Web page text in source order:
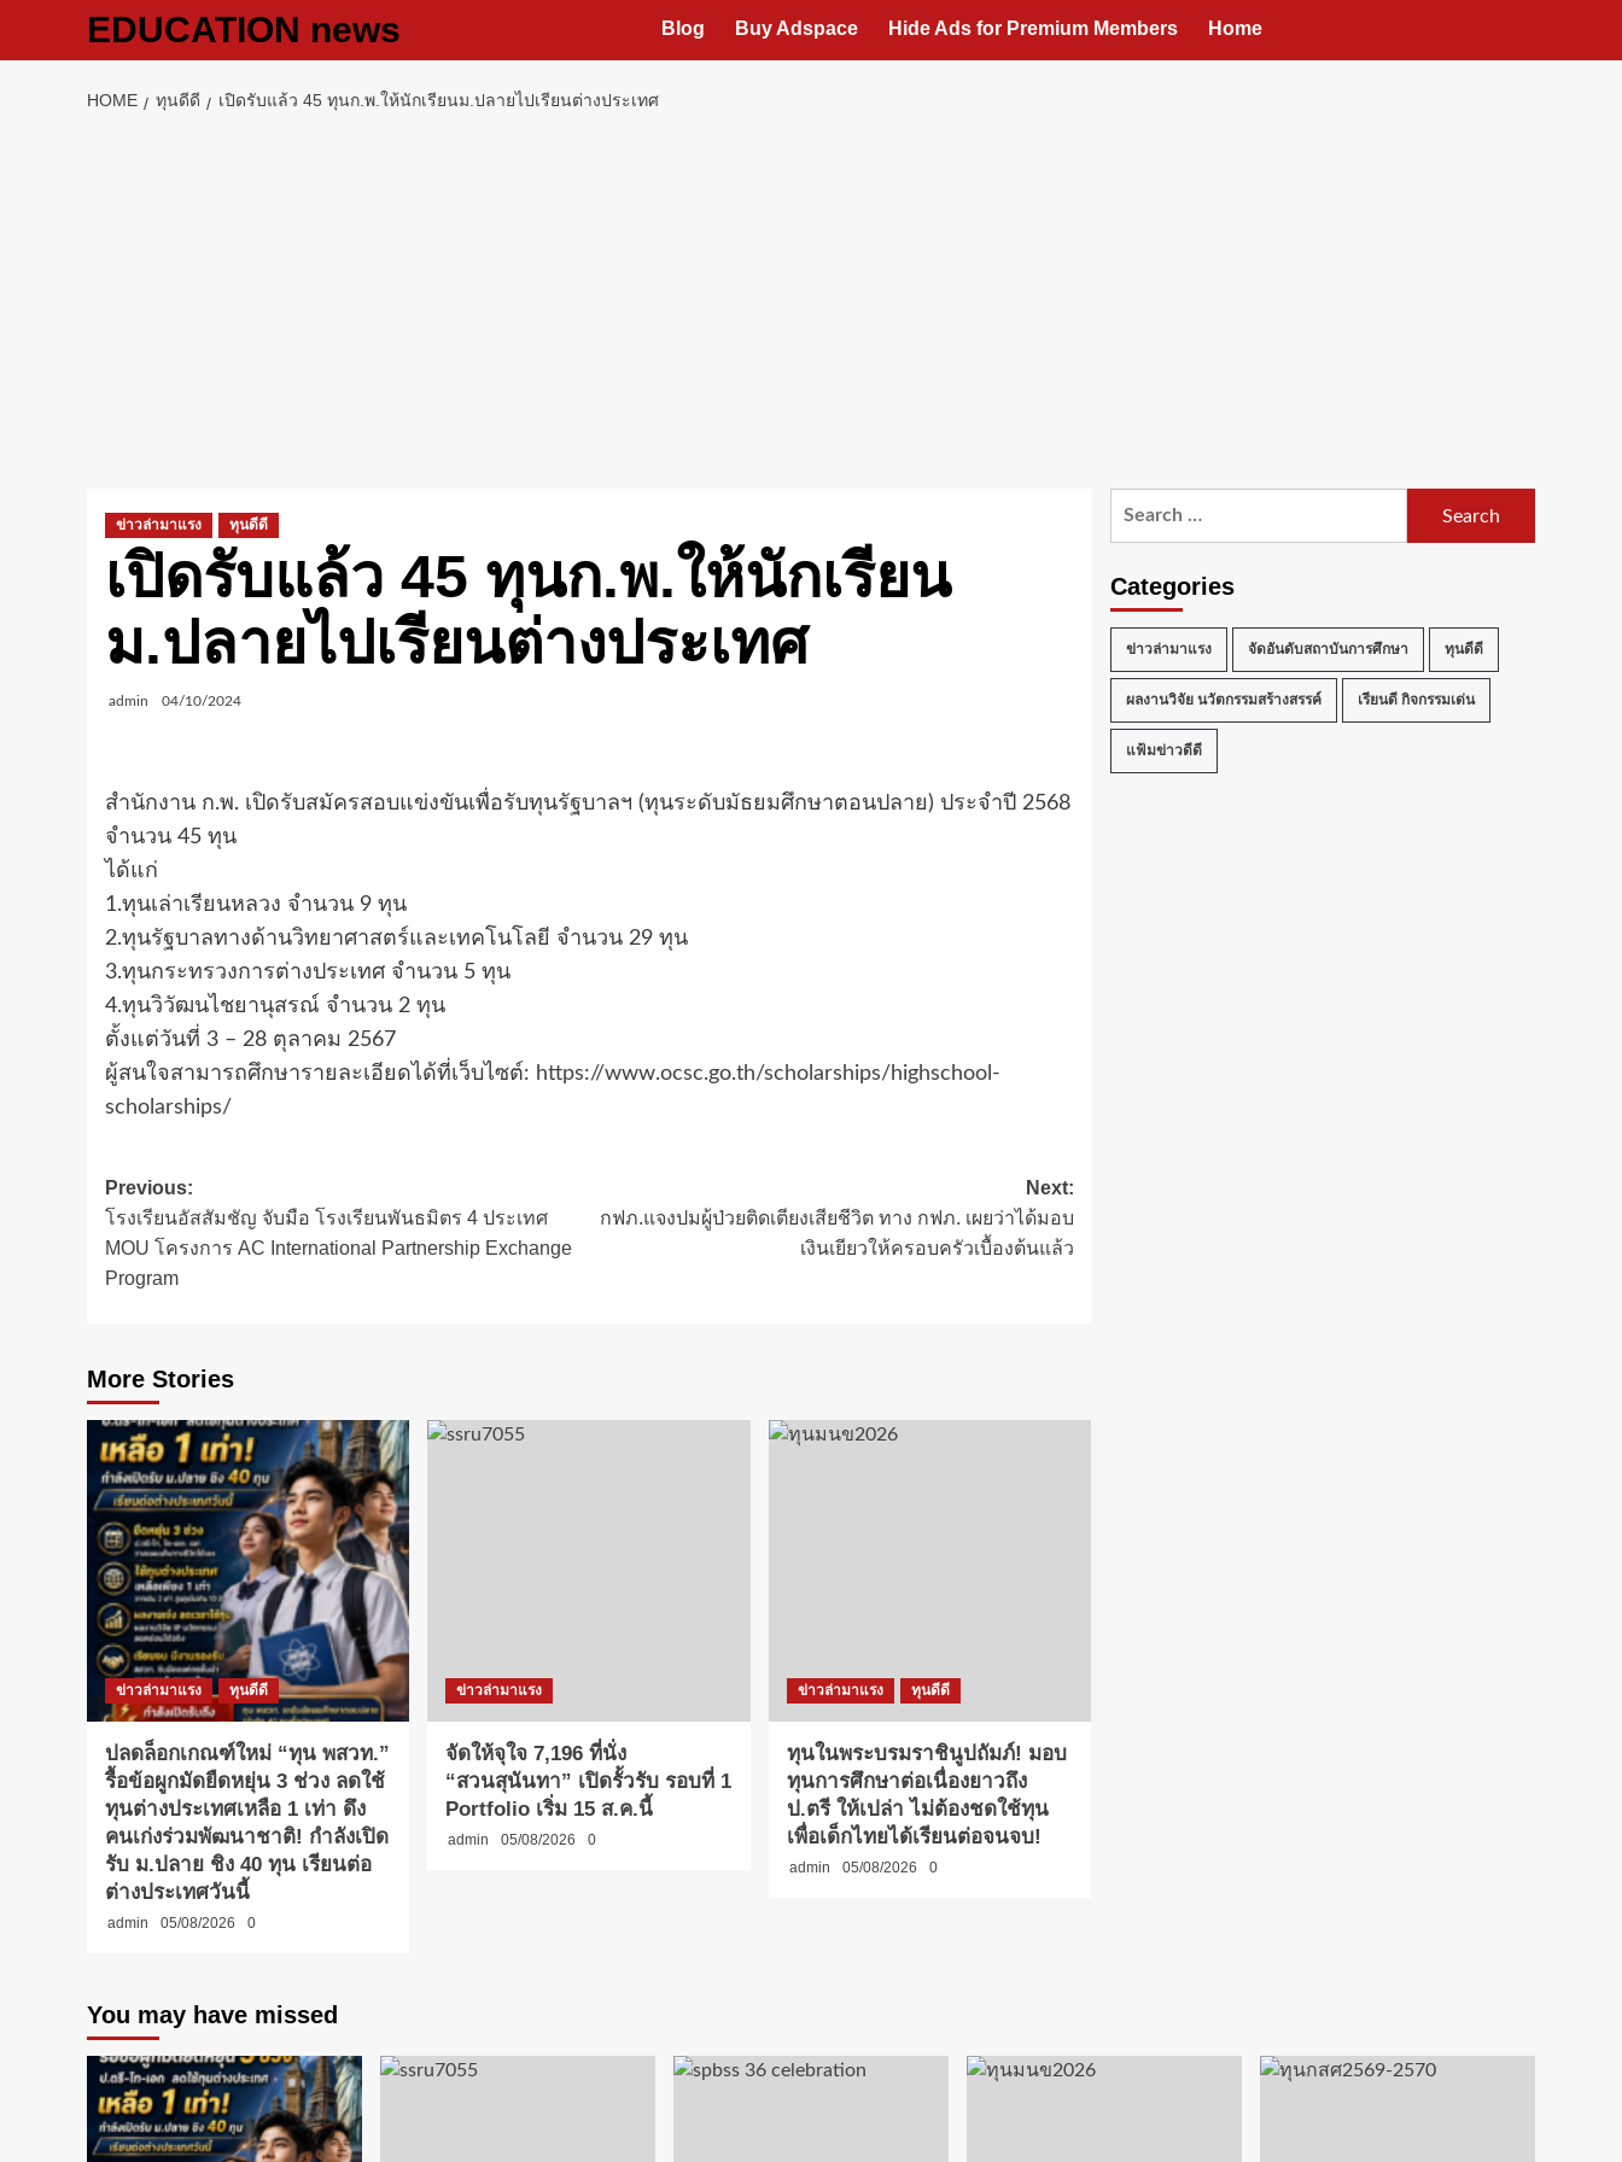
EDUCATION news Blog Buy Adspace Hide Ads for Premium Members Home
HOME ทุนดีดี เปิดรับแล้ว 45 ทุนก.พ.ให้นักเรียนม.ปลายไปเรียนต่างประเทศ
ข่าวล่ามาแรง ทุนดีดี
เปิดรับแล้ว 45 ทุนก.พ.ให้นักเรียน
ม.ปลายไปเรียนต่างประเทศ
admin 04/10/2024
สำนักงาน ก.พ. เปิดรับสมัครสอบแข่งขันเพื่อรับทุนรัฐบาลฯ (ทุนระดับมัธยมศึกษาตอนปลาย) ประจำปี 2568
จำนวน 45 ทุน
ได้แก่
1.ทุนเล่าเรียนหลวง จำนวน 9 ทุน
2.ทุนรัฐบาลทางด้านวิทยาศาสตร์และเทคโนโลยี จำนวน 29 ทุน
3.ทุนกระทรวงการต่างประเทศ จำนวน 5 ทุน
4.ทุนวิวัฒนไชยานุสรณ์ จำนวน 2 ทุน
ตั้งแต่วันที่ 3 – 28 ตุลาคม 2567
ผู้สนใจสามารถศึกษารายละเอียดได้ที่เว็บไซต์: https://www.ocsc.go.th/scholarships/highschool-
scholarships/
Post
navigation
Previous:
โรงเรียนอัสสัมชัญ จับมือ โรงเรียนพันธมิตร 4 ประเทศ
MOU โครงการ AC International Partnership Exchange
Program
Next:
กฟภ.แจงปมผู้ป่วยติดเตียงเสียชีวิต ทาง กฟภ. เผยว่าได้มอบ
เงินเยียวให้ครอบครัวเบื้องต้นแล้ว
More Stories
ข่าวล่ามาแรง ทุนดีดี
ปลดล็อกเกณฑ์ใหม่ “ทุน พสวท.”
รื้อข้อผูกมัดยืดหยุ่น 3 ช่วง ลดใช้
ทุนต่างประเทศเหลือ 1 เท่า ดึง
คนเก่งร่วมพัฒนาชาติ! กำลังเปิด
รับ ม.ปลาย ชิง 40 ทุน เรียนต่อ
ต่างประเทศวันนี้
admin 05/08/2026 0
ข่าวล่ามาแรง
จัดให้จุใจ 7,196 ที่นั่ง
“สวนสุนันทา” เปิดรั้วรับ รอบที่ 1
Portfolio เริ่ม 15 ส.ค.นี้
admin 05/08/2026 0
ข่าวล่ามาแรง ทุนดีดี
ทุนในพระบรมราชินูปถัมภ์! มอบ
ทุนการศึกษาต่อเนื่องยาวถึง
ป.ตรี ให้เปล่า ไม่ต้องชดใช้ทุน
เพื่อเด็กไทยได้เรียนต่อจนจบ!
admin 05/08/2026 0
Categories
ข่าวล่ามาแรง จัดอันดับสถาบันการศึกษา ทุนดีดี
ผลงานวิจัย นวัตกรรมสร้างสรรค์ เรียนดี กิจกรรมเด่น
แฟ้มข่าวดีดี
You may have missed